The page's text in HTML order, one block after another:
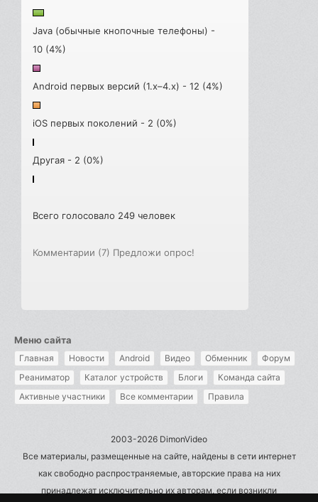
Java (обычные кнопочные телефоны) -
10 (4%)
Android первых версий (1.x–4.x) - 12 (4%)
iOS первых поколений - 2 (0%)
Другая - 2 (0%)
Всего голосовало 249 человек
Комментарии (7) Предложи опрос!
Меню сайта
Главная Новости Android Видео Обменник
Форум
Реаниматор
Каталог устройств Блоги
Команда сайта
Активные участники
Все комментарии Правила
2003-2026 DimonVideo
Все материалы, размещенные на сайте, найдены в сети интернет
как свободно распространяемые, авторские права на них
принадлежат исключительно их авторам, если возникли